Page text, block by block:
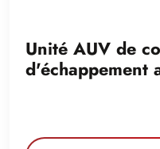
Unité AUV de
d'échappement